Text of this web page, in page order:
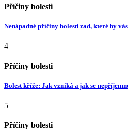
Příčiny bolesti
Nenápadné příčiny bolesti zad, které by
4
Příčiny bolesti
Bolest kříže: Jak vzniká a jak se
5
Příčiny bolesti